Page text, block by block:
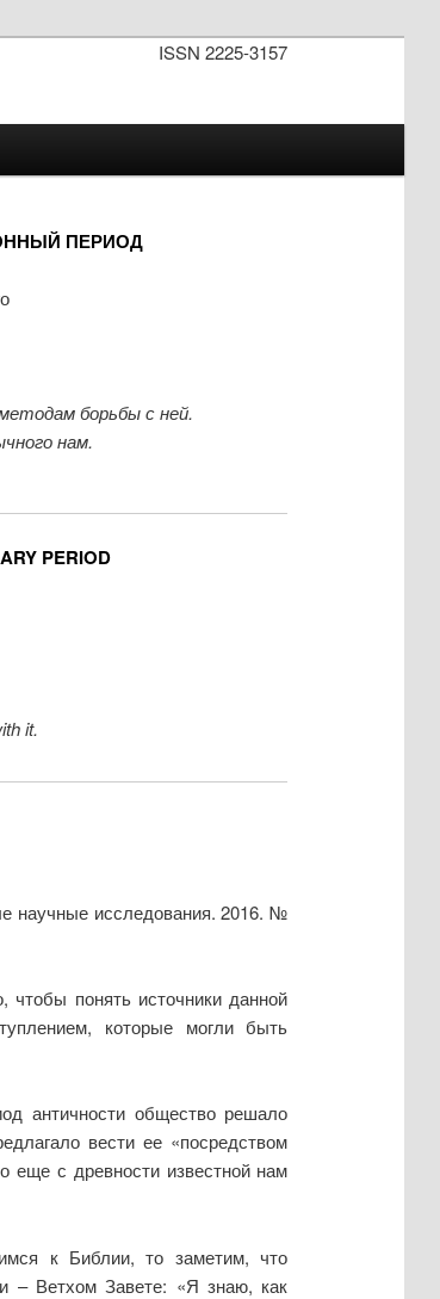
ISSN 2225-3157
ПЕРИОД
борьбы с ней.
нам.
PERIOD
it.
научные исследования. 2016. №
чтобы понять источники данной
которые могли быть
античности общество решало
вести ее «посредством
еще с древности известной нам
к Библии, то заметим, что
– Ветхом Завете: «Я знаю, как